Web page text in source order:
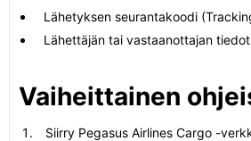
Lähetyksen seurantakoodi
Lähettäjän tai vastaanottajan
Vaiheittainen
Siirry Pegasus Airlines Cargo -